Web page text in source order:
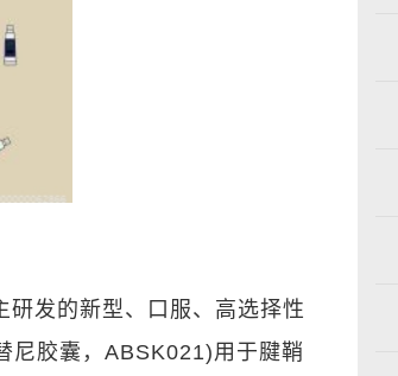
发的新型、口服、高选择性
尼胶囊，ABSK021)用于腱鞘